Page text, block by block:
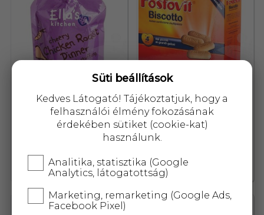
929,-
Ellas Kitchen bio sültcsirke
vacsi bébiétel 130 g
Fosfovit keksz gyerekeknek
10779
Süti beállítások
Kedves Látogató! Tájékoztatjuk, hogy a
felhasználói élmény fokozásának
érdekében sütiket (cookie-kat)
használunk.
Analitika, statisztika (Google
Analytics, látogatottság)
Marketing, remarketing (Google Ads,
Facebook Pixel)